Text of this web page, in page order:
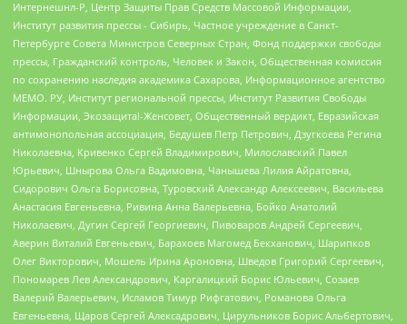
Интернешнл-Р, Центр Защиты Прав Средств Массовой Информации,
Институт развития прессы - Сибирь, Частное учреждение в Санкт-
Петербурге Совета Министров Северных Стран, Фонд поддержки свободы
прессы, Гражданский контроль, Человек и Закон, Общественная комиссия
по сохранению наследия академика Сахарова, Информационное агентство
МЕМО. РУ, Институт региональной прессы, Институт Развития Свободы
Информации, Экозащита!-Женсовет, Общественный вердикт, Евразийская
антимонопольная ассоциация, Бедушев Петр Петрович, Дзугкоева Регина
Николаевна, Кривенко Сергей Владимирович, Милославский Павел
Юрьевич, Шнырова Ольга Вадимовна, Чанышева Лилия Айратовна,
Сидорович Ольга Борисовна, Туровский Александр Алексеевич, Васильева
Анастасия Евгеньевна, Ривина Анна Валерьевна, Бойко Анатолий
Николаевич, Дугин Сергей Георгиевич, Пивоваров Андрей Сергеевич,
Аверин Виталий Евгеньевич, Барахоев Магомед Бекханович, Шарипков
Олег Викторович, Мошель Ирина Ароновна, Шведов Григорий Сергеевич,
Пономарев Лев Александрович, Каргалицкий Борис Юльевич, Созаев
Валерий Валерьевич, Исламов Тимур Рифгатович, Романова Ольга
Евгеньевна, Щаров Сергей Алексадрович, Цирульников Борис Альбертович,